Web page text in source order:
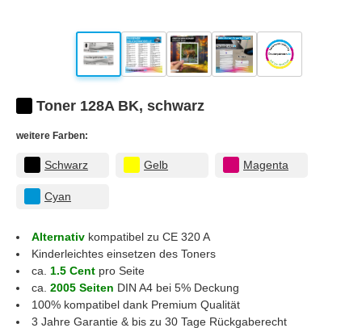
Toner 128A BK, schwarz
weitere Farben:
Schwarz Gelb Magenta
Cyan
Alternativ kompatibel zu CE 320 A
Kinderleichtes einsetzen des Toners
ca. 1.5 Cent pro Seite
ca. 2005 Seiten DIN A4 bei 5% Deckung
100% kompatibel dank Premium Qualität
3 Jahre Garantie & bis zu 30 Tage Rückgaberecht